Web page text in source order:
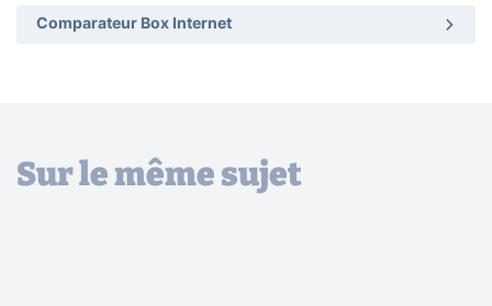
Comparateur Box Internet
Sur le même sujet